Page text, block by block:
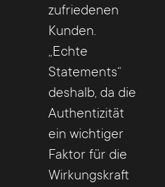
zufriedenen
Kunden.
„Echte
Statements“
deshalb, da die
Authentizität
ein wichtiger
Faktor für die
Wirkungskraft